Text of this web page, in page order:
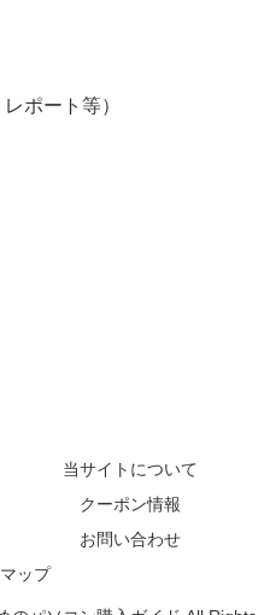
ポート等）
当サイトについて
クーポン情報
お問い合わせ
ップ